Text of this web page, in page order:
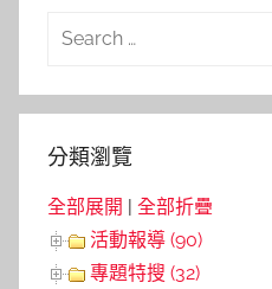
Search
分類瀏覽
全部展開 | 全部折疊
活動報導 (90)
專題特搜 (32)